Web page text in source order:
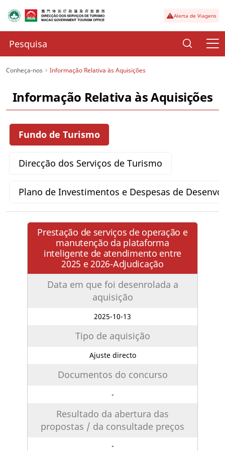
Alerta de Viagens
Conheça-nos Informação Relativa às Aquisições
Informação Relativa às Aquisições
Fundo de Turismo
Direcção dos Serviços de Turismo
Plano de Investimentos e Despesas de
Prestação de serviços de operação e
manutenção da plataforma
inteligente de atendimento entre
2025 e 2026-Adjudicação
Data em que foi desenrolada a
aquisição
2025-10-13
Tipo de aquisição
Ajuste directo
Documentos do concurso
-
Resultado da abertura das
propostas / da consultade preços
-